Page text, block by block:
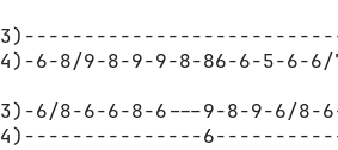
4)-6-8/9-8-9-9-8-86-6-5-6-
3)-6/8-6-6-8-6---9-8-9-6/8-
4)---------------